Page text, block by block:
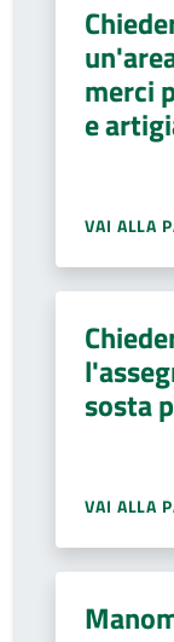
merci
e
VAI ALLA
sosta
VAI ALLA